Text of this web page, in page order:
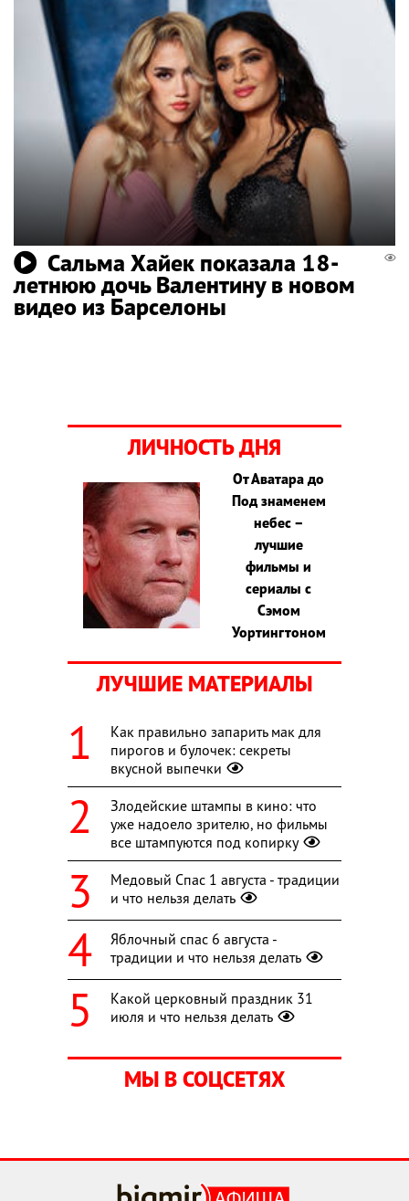
Сальма Хайек показала 18-
летнюю дочь Валентину в новом
видео из Барселоны
ЛИЧНОСТЬ ДНЯ
От Аватара до
Под знаменем
небес –
лучшие
фильмы и
сериалы с
Сэмом
Уортингтоном
ЛУЧШИЕ МАТЕРИАЛЫ
Как правильно запарить мак для
пирогов и булочек: секреты
вкусной выпечки
Злодейские штампы в кино: что
уже надоело зрителю, но фильмы
все штампуются под копирку
Медовый Спас 1 августа - традиции
и что нельзя делать
Яблочный спас 6 августа -
традиции и что нельзя делать
Какой церковный праздник 31
июля и что нельзя делать
МЫ В СОЦСЕТЯХ